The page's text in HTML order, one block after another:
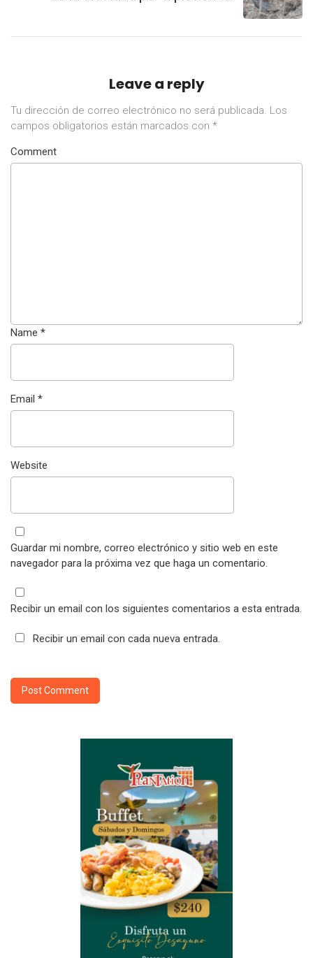
Leave a reply
Tu dirección de correo electrónico no será publicada. Los
campos obligatorios están marcados con *
Comment
Name *
Email *
Website
Guardar mi nombre, correo electrónico y sitio web en este
navegador para la próxima vez que haga un comentario.
Recibir un email con los siguientes comentarios a esta entrada.
Recibir un email con cada nueva entrada.